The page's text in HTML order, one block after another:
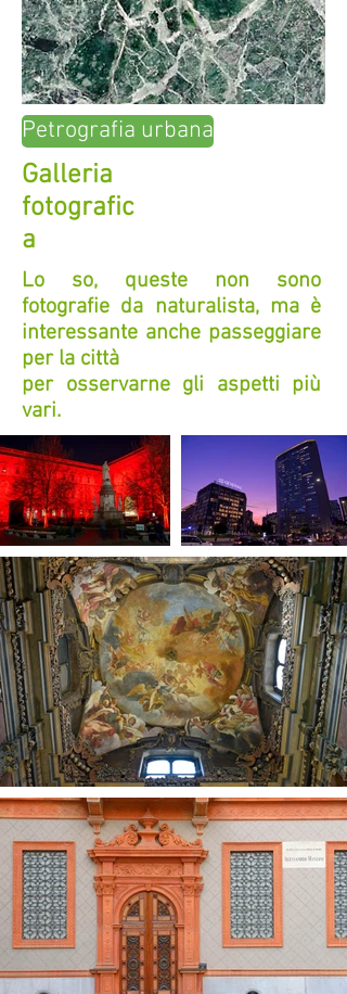
Lo so, queste non sono
fotografie da naturalista, ma è
interessante anche passeggiare
per la città
per osservarne gli aspetti più
vari.
Galleria
fotografic
a
Petrografia urbana